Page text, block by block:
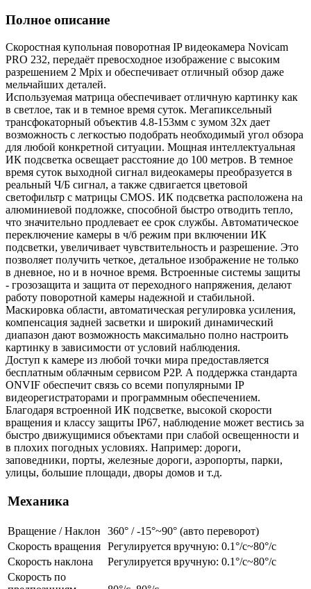
Полное описание
Скоростная купольная поворотная IP видеокамера Novicam
PRO 232, передаёт превосходное изображение с высоким
разрешением 2 Mpix и обеспечивает отличный обзор даже
мельчайших деталей.
Используемая матрица обеспечивает отличную картинку как
в светлое, так и в темное время суток. Мегапиксельный
трансфокаторный объектив 4.8-153мм с зумом 32х дает
возможность с легкостью подобрать необходимый угол обзора
для любой конкретной ситуации. Мощная интеллектуальная
ИК подсветка освещает расстояние до 100 метров. В темное
время суток выходной сигнал видеокамеры преобразуется в
реальный Ч/Б сигнал, а также сдвигается цветовой
светофильтр с матрицы CMOS. ИК подсветка расположена на
алюминиевой подложке, способной быстро отводить тепло,
что значительно продлевает ее срок службы. Автоматическое
переключение камеры в ч/б режим при включении ИК
подсветки, увеличивает чувствительность и разрешение. Это
позволяет получить четкое, детальное изображение не только
в дневное, но и в ночное время. Встроенные системы защиты
- грозозащита и защита от переходного напряжения, делают
работу поворотной камеры надежной и стабильной.
Маскировка области, автоматическая регулировка усиления,
компенсация задней засветки и широкий динамический
диапазон дают возможность максимально полно настроить
картинку в зависимости от условий наблюдения.
Доступ к камере из любой точки мира предоставляется
бесплатным облачным сервисом P2P. А поддержка стандарта
ONVIF обеспечит связь со всеми популярными IP
видеорегистраторами и программным обеспечением.
Благодаря встроенной ИК подсветке, высокой скорости
вращения и классу защиты IP67, наблюдение может вестись за
быстро движущимися объектами при слабой освещенности и
в плохих погодных условиях. Например: дороги,
заповедники, порты, железные дороги, аэропорты, парки,
улицы, большие площади, дворы домов и т.д.
Механика
Вращение / Наклон
360° / -15°~90° (авто переворот)
Скорость вращения Регулируется вручную: 0.1°/с~80°/с
Скорость наклона
Регулируется вручную: 0.1°/с~80°/с
Скорость по